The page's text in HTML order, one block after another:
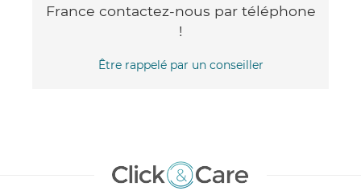
France contactez-nous par téléphone
!
Être rappelé par un conseiller